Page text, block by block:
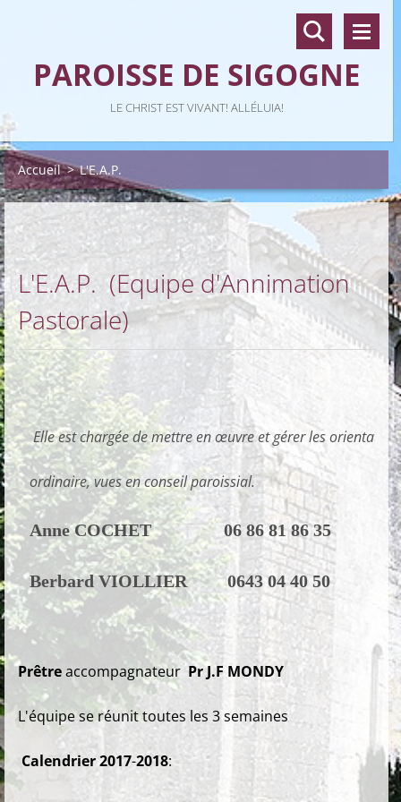
PAROISSE DE SIGOGNE
LE CHRIST EST VIVANT! ALLÉLUIA!
Accueil > L'E.A.P.
L'E.A.P. (Equipe d'Annimation
Pastorale)
Elle est chargée de mettre en œuvre et gérer les
ordinaire, vues en conseil paroissial.
Anne COCHET 06 86 81 86 35
Berbard VIOLLIER 0643 04 40 50
PrêtreaccompagnateurPr J.F MONDY
L'équipe se réunit toutes les 3 semaines
Calendrier 2017-2018: